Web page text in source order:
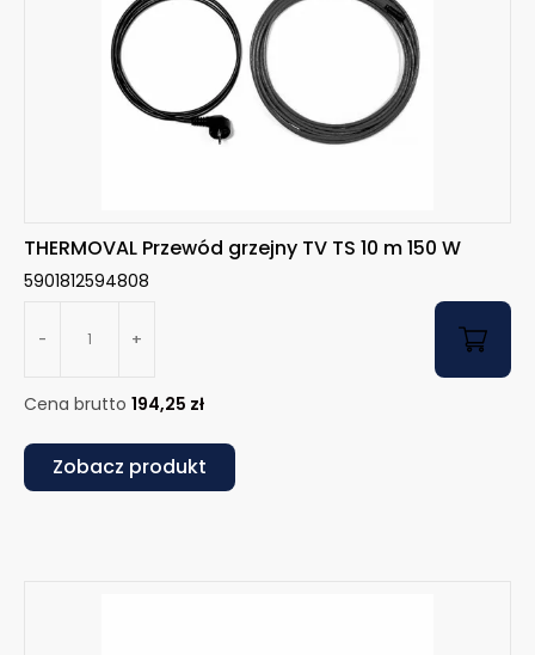
THERMOVAL Przewód grzejny TV TS 10 m 150 W
5901812594808
- +
Cena brutto 194,25 zł
Zobacz produkt